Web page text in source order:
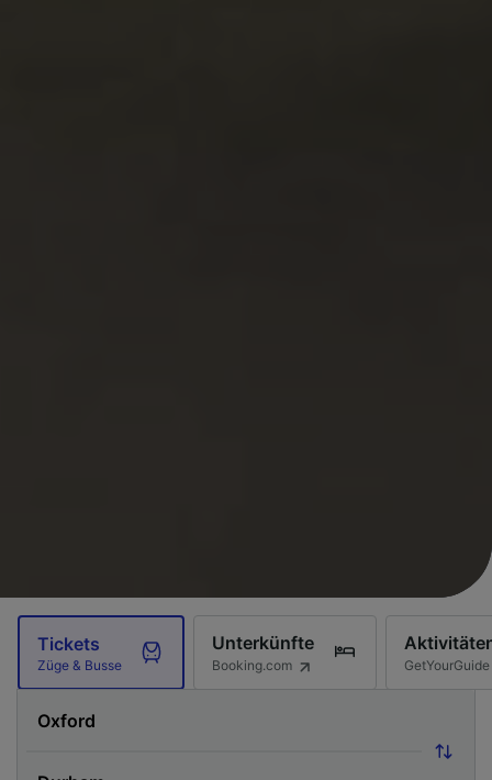
Tickets
Züge & Busse
Unterkünfte
Booking.com GetYourGuide